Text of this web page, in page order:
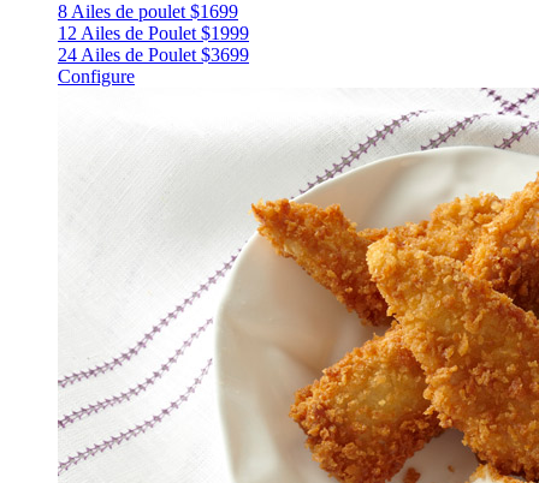
8 Ailes de poulet $1699
12 Ailes de Poulet $1999
24 Ailes de Poulet $3699
Configure